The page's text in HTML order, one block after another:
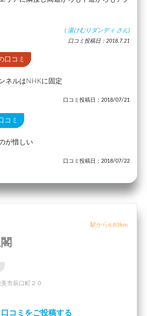
( 湯けむりダンディ さん)
口コミ投稿日：2018.7.21
口コミ
ネルはNHKに固定
口コミ投稿日：2018/07/21
コミ
が惜しい
口コミ投稿日：2018/07/22
駅から6.83km
市辰口町２０
口コミをご投稿する